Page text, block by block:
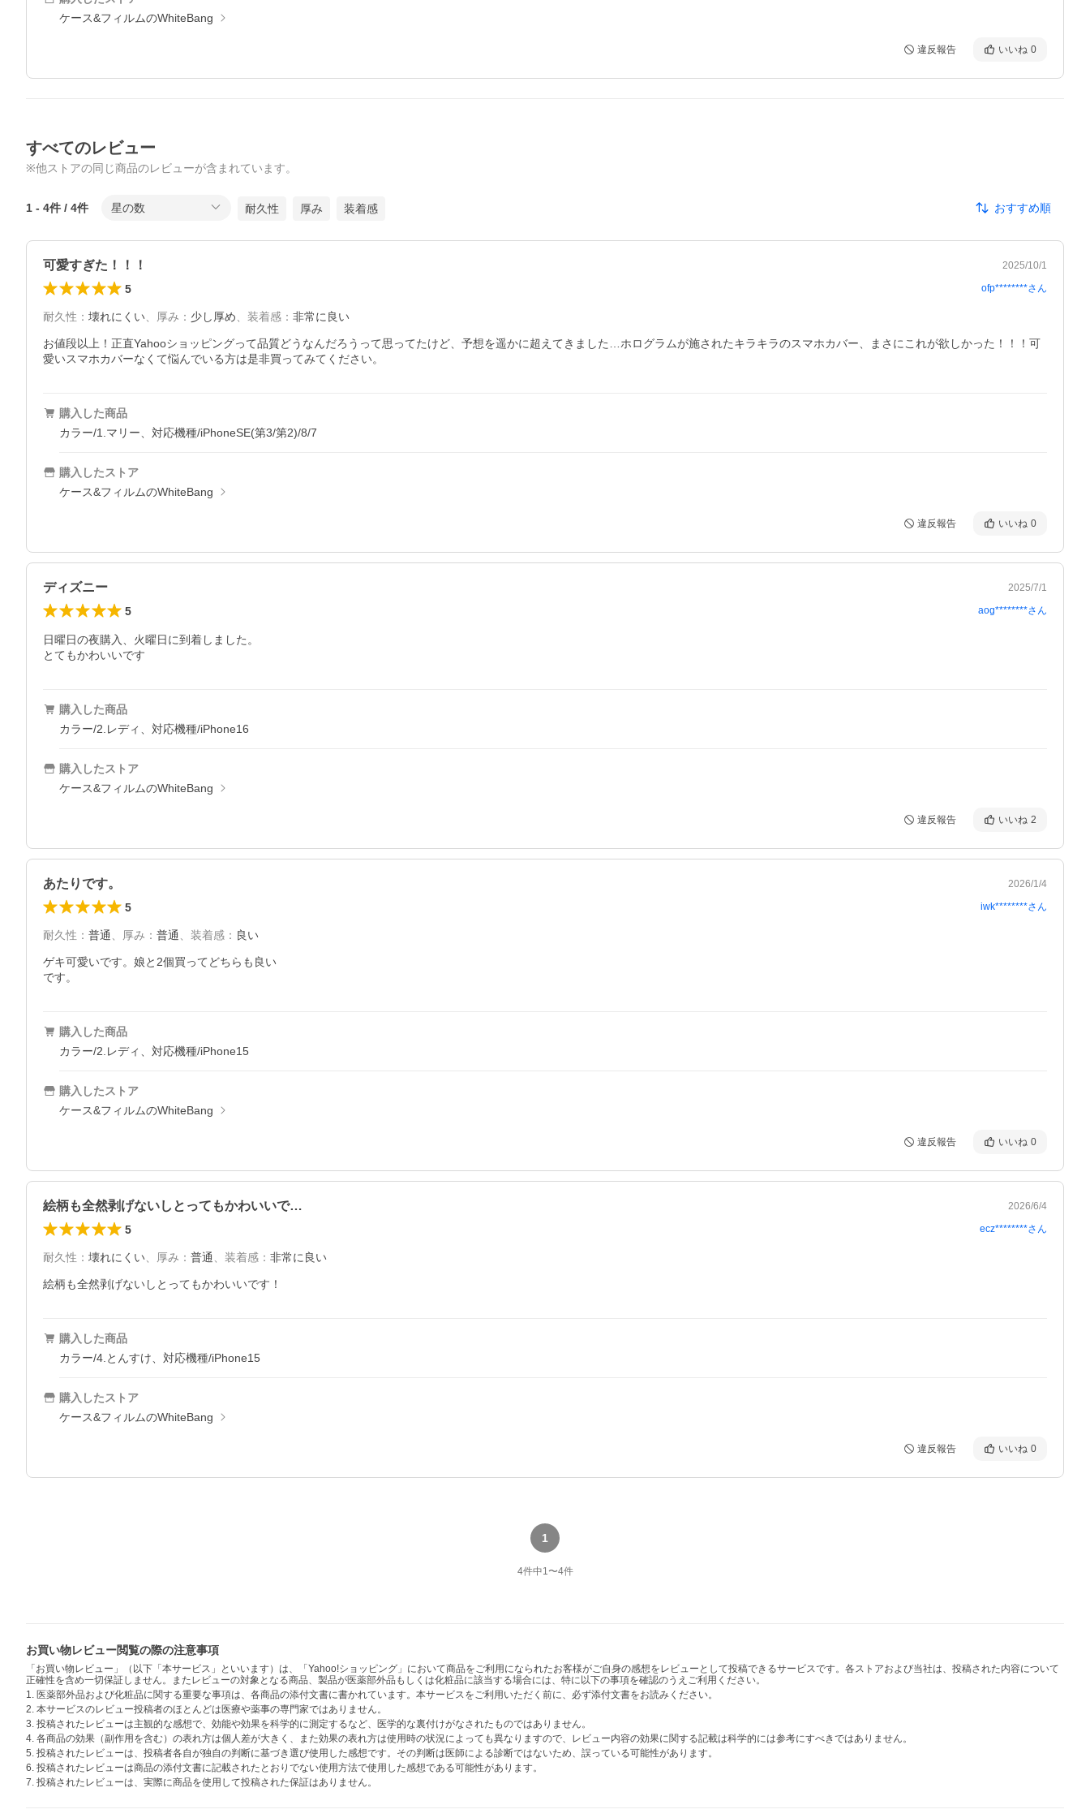
ケース&フィルムのWhiteBang
違反報告 いいね 0
すべてのレビュー
※他ストアの同じ商品のレビューが含まれています。
1 - 4件 / 4件 星の数 耐久性 厚み 装着感 おすすめ順
可愛すぎた！！！ 2025/10/1
5 ofp********さん
耐久性 ： 壊れにくい、 厚み ： 少し厚め、 装着感 ： 非常に良い
お値段以上！正直Yahooショッピングって品質どうなんだろうって思ってたけど、予想を遥かに超えてきました…ホログラムが施されたキラキラのスマホカバー、まさにこれが欲しかった！！！可
愛いスマホカバーなくて悩んでいる方は是非買ってみてください。
購入した商品
カラー/1.マリー、対応機種/iPhoneSE(第3/第2)/8/7
購入したストア
ケース&フィルムのWhiteBang
違反報告 いいね 0
ディズニー 2025/7/1
5 aog********さん
日曜日の夜購入、火曜日に到着しました。
とてもかわいいです
購入した商品
カラー/2.レディ、対応機種/iPhone16
購入したストア
ケース&フィルムのWhiteBang
違反報告 いいね 2
あたりです。 2026/1/4
5 iwk********さん
耐久性 ： 普通 、 厚み ： 普通 、 装着感 ： 良い
ゲキ可愛いです。娘と2個買ってどちらも良い
です。
購入した商品
カラー/2.レディ、対応機種/iPhone15
購入したストア
ケース&フィルムのWhiteBang
違反報告 いいね 0
絵柄も全然剥げないしとってもかわいいで… 2026/6/4
5 ecz********さん
耐久性 ： 壊れにくい、 厚み ： 普通 、 装着感 ： 非常に良い
絵柄も全然剥げないしとってもかわいいです！
購入した商品
カラー/4.とんすけ、対応機種/iPhone15
購入したストア
ケース&フィルムのWhiteBang
違反報告 いいね 0
1
4件中1〜4件
お買い物レビュー閲覧の際の注意事項
「お買い物レビュー」（以下「本サービス」といいます）は、「Yahoo!ショッピング」において商品をご利用になられたお客様がご自身の感想をレビューとして投稿できるサービスです。各ストアおよび当社は、投稿された内容について
正確性を含め一切保証しません。またレビューの対象となる商品、製品が医薬部外品もしくは化粧品に該当する場合には、特に以下の事項を確認のうえご利用ください。
1. 医薬部外品および化粧品に関する重要な事項は、各商品の添付文書に書かれています。本サービスをご利用いただく前に、必ず添付文書をお読みください。
2. 本サービスのレビュー投稿者のほとんどは医療や薬事の専門家ではありません。
3. 投稿されたレビューは主観的な感想で、効能や効果を科学的に測定するなど、医学的な裏付けがなされたものではありません。
4. 各商品の効果（副作用を含む）の表れ方は個人差が大きく、また効果の表れ方は使用時の状況によっても異なりますので、レビュー内容の効果に関する記載は科学的には参考にすべきではありません。
5. 投稿されたレビューは、投稿者各自が独自の判断に基づき選び使用した感想です。その判断は医師による診断ではないため、誤っている可能性があります。
6. 投稿されたレビューは商品の添付文書に記載されたとおりでない使用方法で使用した感想である可能性があります。
7. 投稿されたレビューは、実際に商品を使用して投稿された保証はありません。